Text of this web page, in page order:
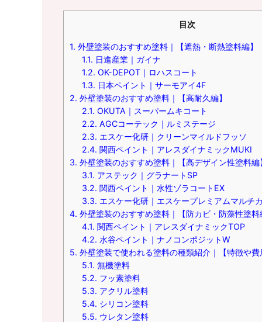
目次
1. 外壁塗装のおすすめ塗料｜【遮熱・断熱塗料編】
1.1. 日進産業｜ガイナ
1.2. OK-DEPOT｜ロハスコート
1.3. 日本ペイント｜サーモアイ4F
2. 外壁塗装のおすすめ塗料｜【高耐久編】
2.1. OKUTA｜スーパームキコート
2.2. AGCコーテック｜ルミステージ
2.3. エスケー化研｜クリーンマイルドフッソ
2.4. 関西ペイント｜アレスダイナミックMUKI
3. 外壁塗装のおすすめ塗料｜【高デザイン性塗料編
3.1. アステック｜グラナートSP
3.2. 関西ペイント｜水性ゾラコートEX
3.3. エスケー化研｜エスケープレミアムマルチ
4. 外壁塗装のおすすめ塗料｜【防カビ・防藻性塗料
4.1. 関西ペイント｜アレスダイナミックTOP
4.2. 水谷ペイント｜ナノコンポジットW
5. 外壁塗装で使われる塗料の種類紹介｜【特徴や費
5.1. 無機塗料
5.2. フッ素塗料
5.3. アクリル塗料
5.4. シリコン塗料
5.5. ウレタン塗料